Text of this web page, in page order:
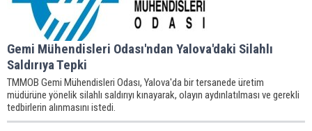
Gemi Mühendisleri Odası'ndan Yalova'daki Silahlı
Saldırıya Tepki
TMMOB Gemi Mühendisleri Odası, Yalova'da bir tersanede üretim
müdürüne yönelik silahlı saldırıyı kınayarak, olayın aydınlatılması ve gerekli
tedbirlerin alınmasını istedi.